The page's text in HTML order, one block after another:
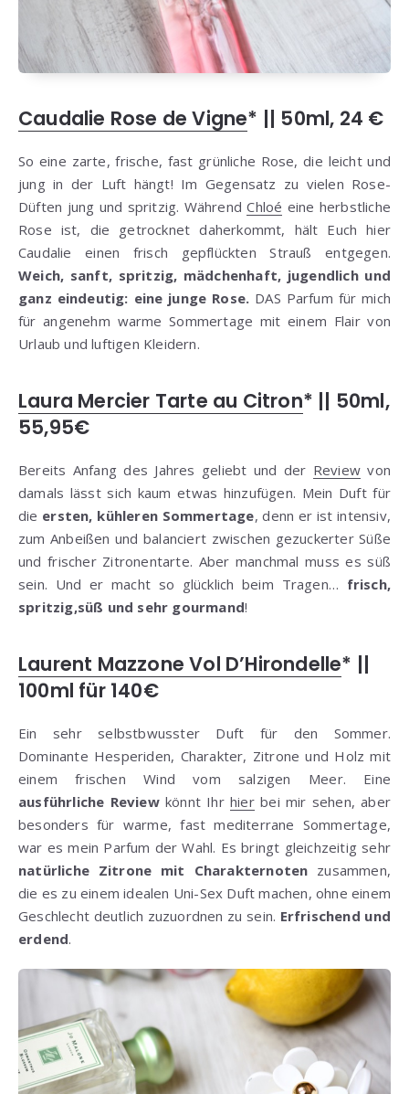
Caudalie Rose de Vigne* || 50ml, 24 €
So eine zarte, frische, fast grünliche Rose, die leicht und
jung in der Luft hängt! Im Gegensatz zu vielen Rose-
Düften jung und spritzig. WährendChloé eine herbstliche
Rose ist, die getrocknet daherkommt, hält Euch hier
Caudalie einen frisch gepflückten Strauß entgegen.
Weich, sanft, spritzig, mädchenhaft, jugendlich und
ganz eindeutig: eine junge Rose. DAS Parfum für mich
für angenehm warme Sommertage mit einem Flair von
Urlaub und luftigen Kleidern.
Laura Mercier Tarte au Citron* || 50ml,
55,95€
Bereits Anfang des Jahres geliebt und der Reviewvon
damals lässt sich kaum etwas hinzufügen. Mein Duft für
die ersten, kühleren Sommertage, denn er ist intensiv,
zum Anbeißen und balanciert zwischen gezuckerter Süße
und frischer Zitronentarte. Aber manchmal muss es süß
sein. Und er macht so glücklich beim Tragen… frisch,
spritzig,süß und sehr gourmand!
Laurent Mazzone Vol D’Hirondelle* ||
100ml für 140€
Ein sehr selbstbwusster Duft für den Sommer.
Dominante Hesperiden, Charakter, Zitrone und Holz mit
einem frischen Wind vom salzigen Meer. Eine
ausführliche Reviewkönnt Ihrhierbei mir sehen, aber
besonders für warme, fast mediterrane Sommertage,
war es mein Parfum der Wahl. Es bringt gleichzeitig sehr
natürliche Zitrone mit Charakternoten zusammen,
die es zu einem idealen Uni-Sex Duft machen, ohne einem
Geschlecht deutlich zuzuordnen zu sein. Erfrischend und
erdend.